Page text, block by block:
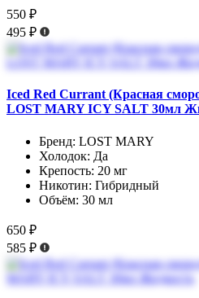
550 ₽
495 ₽
Iced Red Currant (Красная
LOST MARY ICY SALT 30мл
Бренд: LOST MARY
Холодок: Да
Крепость: 20 мг
Никотин: Гибридный
Объём: 30 мл
650 ₽
585 ₽